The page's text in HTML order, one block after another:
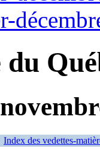
Index des vedettes-